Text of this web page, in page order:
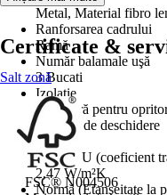
Metal, Material fibro
Ranforsarea cadrului
Ramă
Număr balamale uşă
3 Bucati
Izolaţie
Garnitură pentru
Direcţie de deschidere
Dreapta
Valoare U (coeficient
2,47 W/m²K
Normă (Etanşeitate la
Certificate &
Salt zonă
FSC® N004506